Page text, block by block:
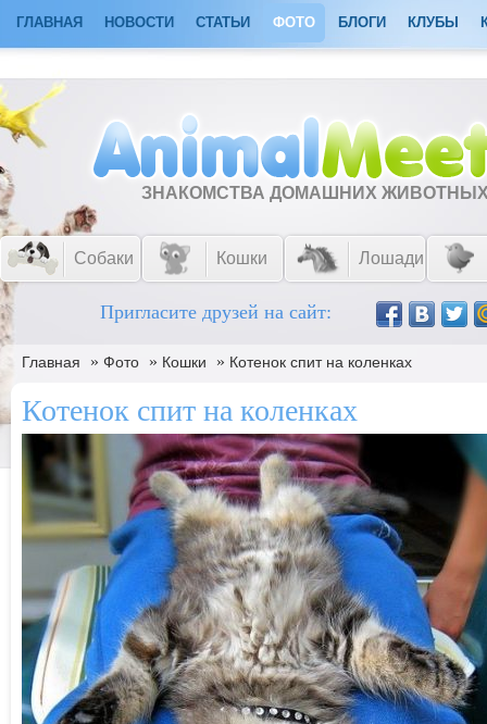
ГЛАВНАЯ НОВОСТИ СТАТЬИ ФОТО БЛОГИ КЛУБЫ
ЗНАКОМСТВА ДОМАШНИХ
Собаки Кошки Лошади
Пригласите друзей на сайт:
Главная » Фото » Кошки » Котенок спит на коленках
Котенок спит на коленках